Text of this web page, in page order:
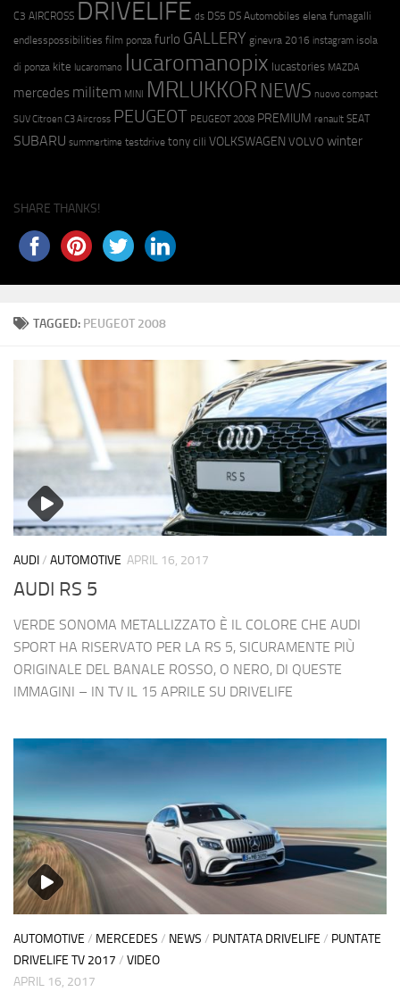
TAGGED: PEUGEOT 2008
AUDI/ AUTOMOTIVE APRIL 16, 2017
AUDI RS 5
VERDE SONOMA METALLIZZATO È IL COLORE CHE AUDI
SPORT HA RISERVATO PER LA RS 5, SICURAMENTE PIÙ
ORIGINALE DEL BANALE ROSSO, O NERO, DI QUESTE
IMMAGINI – IN TV IL 15 APRILE SU DRIVELIFE
AUTOMOTIVE / MERCEDES / NEWS / PUNTATA DRIVELIFE / PUNTATE
DRIVELIFE TV 2017 / VIDEO
APRIL 16, 2017
C3 AIRCROSS DRIVELIFE ds DS5 DS Automobiles elena fumagalli
endlesspossibilities film ponza furlo GALLERY ginevra 2016 instagram isola
di ponza kite lucaromano lucaromanopix lucastories MAZDA
mercedes militem MINI MRLUKKOR NEWS nuovo compact
SUV Citroen C3 Aircross PEUGEOT PEUGEOT 2008 PREMIUM renault SEAT
SUBARU summertime testdrive tony cili VOLKSWAGEN VOLVO winter
SHARE THANKS!